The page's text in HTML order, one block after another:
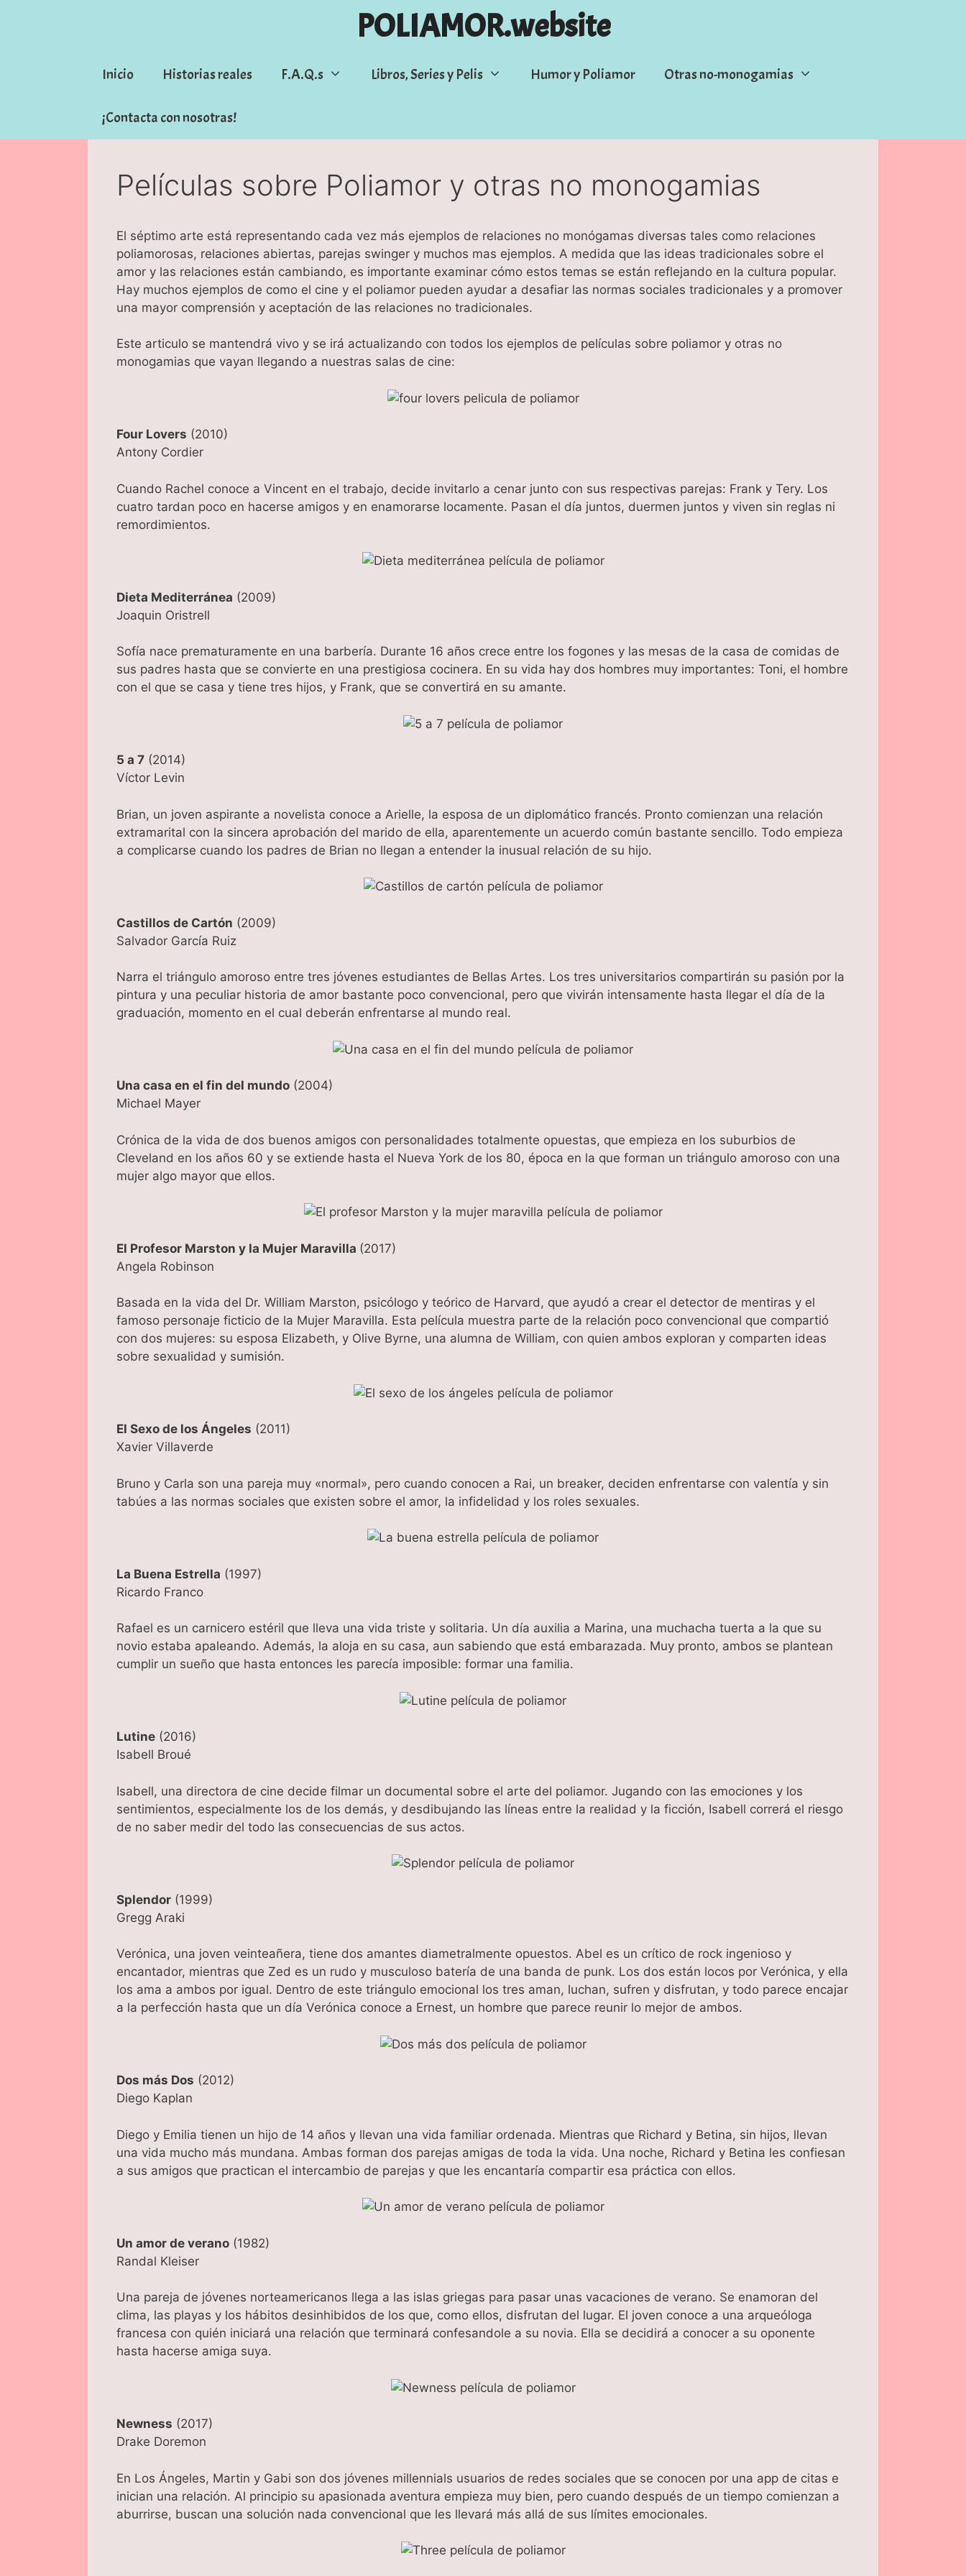
POLIAMOR.website
Inicio Historias reales F.A.Q.s Libros, Series y Pelis Humor y Poliamor Otras no-monogamias
¡Contacta con nosotras!
Películas sobre Poliamor y otras no monogamias
El séptimo arte está representando cada vez más ejemplos de relaciones no monógamas diversas tales como relaciones
poliamorosas, relaciones abiertas, parejas swinger y muchos mas ejemplos. A medida que las ideas tradicionales sobre el
amor y las relaciones están cambiando, es importante examinar cómo estos temas se están reflejando en la cultura popular.
Hay muchos ejemplos de como el cine y el poliamor pueden ayudar a desafiar las normas sociales tradicionales y a promover
una mayor comprensión y aceptación de las relaciones no tradicionales.
Este articulo se mantendrá vivo y se irá actualizando con todos los ejemplos de películas sobre poliamor y otras no
monogamias que vayan llegando a nuestras salas de cine:
Four Lovers (2010)
Antony Cordier
Cuando Rachel conoce a Vincent en el trabajo, decide invitarlo a cenar junto con sus respectivas parejas: Frank y Tery. Los
cuatro tardan poco en hacerse amigos y en enamorarse locamente. Pasan el día juntos, duermen juntos y viven sin reglas ni
remordimientos.
Dieta Mediterránea (2009)
Joaquin Oristrell
Sofía nace prematuramente en una barbería. Durante 16 años crece entre los fogones y las mesas de la casa de comidas de
sus padres hasta que se convierte en una prestigiosa cocinera. En su vida hay dos hombres muy importantes: Toni, el hombre
con el que se casa y tiene tres hijos, y Frank, que se convertirá en su amante.
5 a 7 (2014)
Víctor Levin
Brian, un joven aspirante a novelista conoce a Arielle, la esposa de un diplomático francés. Pronto comienzan una relación
extramarital con la sincera aprobación del marido de ella, aparentemente un acuerdo común bastante sencillo. Todo empieza
a complicarse cuando los padres de Brian no llegan a entender la inusual relación de su hijo.
Castillos de Cartón (2009)
Salvador García Ruiz
Narra el triángulo amoroso entre tres jóvenes estudiantes de Bellas Artes. Los tres universitarios compartirán su pasión por la
pintura y una peculiar historia de amor bastante poco convencional, pero que vivirán intensamente hasta llegar el día de la
graduación, momento en el cual deberán enfrentarse al mundo real.
Una casa en el fin del mundo (2004)
Michael Mayer
Crónica de la vida de dos buenos amigos con personalidades totalmente opuestas, que empieza en los suburbios de
Cleveland en los años 60 y se extiende hasta el Nueva York de los 80, época en la que forman un triángulo amoroso con una
mujer algo mayor que ellos.
El Profesor Marston y la Mujer Maravilla (2017)
Angela Robinson
Basada en la vida del Dr. William Marston, psicólogo y teórico de Harvard, que ayudó a crear el detector de mentiras y el
famoso personaje ficticio de la Mujer Maravilla. Esta película muestra parte de la relación poco convencional que compartió
con dos mujeres: su esposa Elizabeth, y Olive Byrne, una alumna de William, con quien ambos exploran y comparten ideas
sobre sexualidad y sumisión.
El Sexo de los Ángeles (2011)
Xavier Villaverde
Bruno y Carla son una pareja muy «normal», pero cuando conocen a Rai, un breaker, deciden enfrentarse con valentía y sin
tabúes a las normas sociales que existen sobre el amor, la infidelidad y los roles sexuales.
La Buena Estrella (1997)
Ricardo Franco
Rafael es un carnicero estéril que lleva una vida triste y solitaria. Un día auxilia a Marina, una muchacha tuerta a la que su
novio estaba apaleando. Además, la aloja en su casa, aun sabiendo que está embarazada. Muy pronto, ambos se plantean
cumplir un sueño que hasta entonces les parecía imposible: formar una familia.
Lutine (2016)
Isabell Broué
Isabell, una directora de cine decide filmar un documental sobre el arte del poliamor. Jugando con las emociones y los
sentimientos, especialmente los de los demás, y desdibujando las líneas entre la realidad y la ficción, Isabell correrá el riesgo
de no saber medir del todo las consecuencias de sus actos.
Splendor (1999)
Gregg Araki
Verónica, una joven veinteañera, tiene dos amantes diametralmente opuestos. Abel es un crítico de rock ingenioso y
encantador, mientras que Zed es un rudo y musculoso batería de una banda de punk. Los dos están locos por Verónica, y ella
los ama a ambos por igual. Dentro de este triángulo emocional los tres aman, luchan, sufren y disfrutan, y todo parece encajar
a la perfección hasta que un día Verónica conoce a Ernest, un hombre que parece reunir lo mejor de ambos.
Dos más Dos (2012)
Diego Kaplan
Diego y Emilia tienen un hijo de 14 años y llevan una vida familiar ordenada. Mientras que Richard y Betina, sin hijos, llevan
una vida mucho más mundana. Ambas forman dos parejas amigas de toda la vida. Una noche, Richard y Betina les confiesan
a sus amigos que practican el intercambio de parejas y que les encantaría compartir esa práctica con ellos.
Un amor de verano (1982)
Randal Kleiser
Una pareja de jóvenes norteamericanos llega a las islas griegas para pasar unas vacaciones de verano. Se enamoran del
clima, las playas y los hábitos desinhibidos de los que, como ellos, disfrutan del lugar. El joven conoce a una arqueóloga
francesa con quién iniciará una relación que terminará confesandole a su novia. Ella se decidirá a conocer a su oponente
hasta hacerse amiga suya.
Newness (2017)
Drake Doremon
En Los Ángeles, Martin y Gabi son dos jóvenes millennials usuarios de redes sociales que se conocen por una app de citas e
inician una relación. Al principio su apasionada aventura empieza muy bien, pero cuando después de un tiempo comienzan a
aburrirse, buscan una solución nada convencional que les llevará más allá de sus límites emocionales.